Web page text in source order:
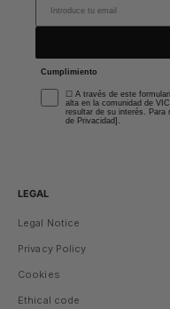
Cumplimiento
☐ A través de este
alta en la comunidad de
resultar de su interés. Para
de Privacidad].
LEGAL
Legal Notice
Privacy Policy
Cookies
Ethical code